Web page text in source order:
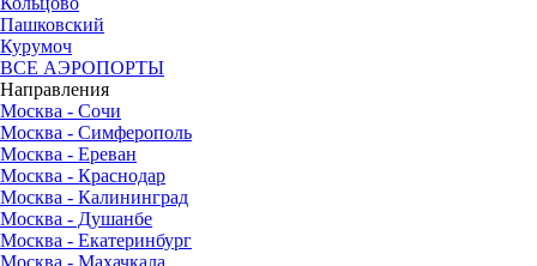
Пашковский
Курумоч
ВСЕ АЭРОПОРТЫ
Направления
Москва - Сочи
Москва - Симферополь
Москва - Ереван
Москва - Краснодар
Москва - Калининград
Москва - Душанбе
Москва - Екатеринбург
Москва - Махачкала